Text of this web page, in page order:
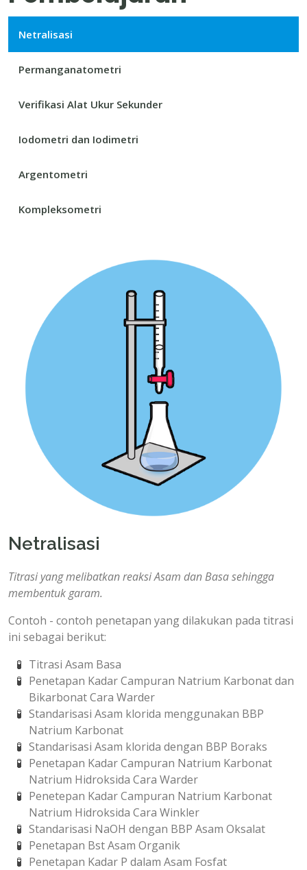
Netralisasi
Permanganatometri
Verifikasi Alat Ukur Sekunder
Iodometri dan Iodimetri
Argentometri
Kompleksometri
Netralisasi
Titrasi yang melibatkan reaksi Asam dan Basa sehingga
membentuk garam.
Contoh - contoh penetapan yang dilakukan pada titrasi
ini sebagai berikut:
Titrasi Asam Basa
Penetapan Kadar Campuran Natrium Karbonat dan
Bikarbonat Cara Warder
Standarisasi Asam klorida menggunakan BBP
Natrium Karbonat
Standarisasi Asam klorida dengan BBP Boraks
Penetapan Kadar Campuran Natrium Karbonat
Natrium Hidroksida Cara Warder
Penetepan Kadar Campuran Natrium Karbonat
Natrium Hidroksida Cara Winkler
Standarisasi NaOH dengan BBP Asam Oksalat
Penetapan Bst Asam Organik
Penetapan Kadar P dalam Asam Fosfat